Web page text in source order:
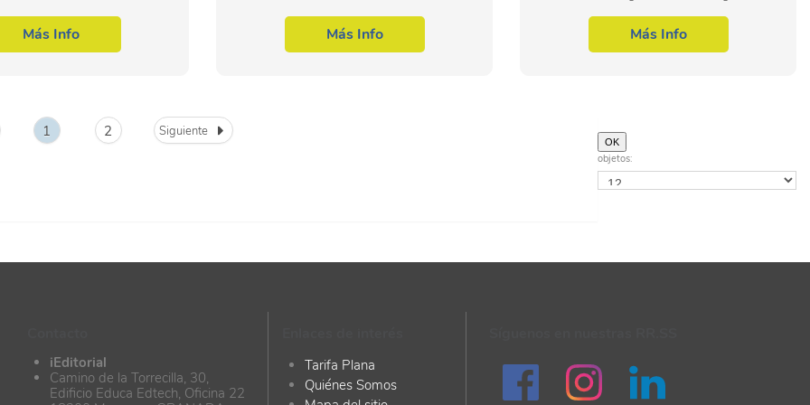
curso se pretende...
Más Info
conocimientos necesarios para...
Más Info
actuando bajo unas normas de...
Más Info
1 2 Siguiente
objetos:
iEditorial
Camino de la Torrecilla, 30,
Edificio Educa Edtech, Oficina 22
Tarifa Plana
Quiénes Somos